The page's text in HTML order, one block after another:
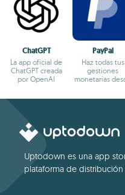
ChatGPT
La app oficial de
ChatGPT creada
por OpenAI
PayPal
Haz todas tus
gestiones
monetarias
Uptodown es una app
plataforma de